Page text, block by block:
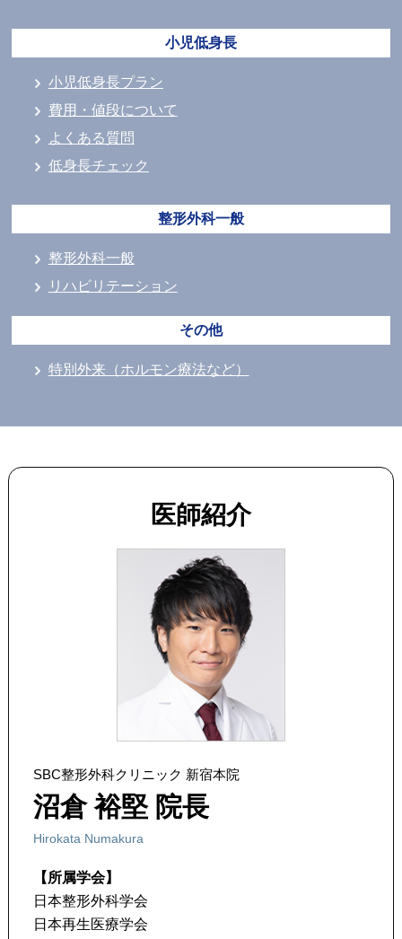
小児低身長
小児低身長プラン
費用・値段について
よくある質問
低身長チェック
整形外科一般
整形外科一般
リハビリテーション
その他
特別外来（ホルモン療法など）
医師紹介
SBC整形外科クリニック 新宿本院
沼倉 裕堅 院長
Hirokata Numakura
【所属学会】
日本整形外科学会
日本再生医療学会